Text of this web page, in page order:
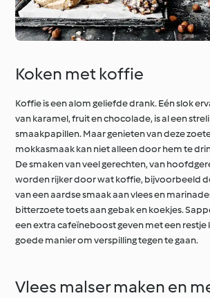
Koken met koffie
Koffie is een alom geliefde drank. Eén slok
van karamel, fruit en chocolade, is al een
smaakpapillen. Maar genieten van deze
mokkasmaak kan niet alleen door hem te
De smaken van veel gerechten, van
worden rijker door wat koffie, bijvoorbeeld
van een aardse smaak aan vlees en
bitterzoete toets aan gebak en koekjes.
een extra cafeïneboost geven met een restje
goede manier om verspilling tegen te gaan.
Vlees malser maken en